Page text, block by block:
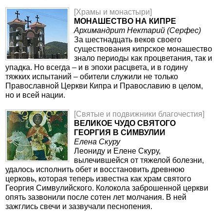
[Храмы и монастыри]
МОНАШЕСТВО НА КИПРЕ
Архимандрит Нектарий (Серфес)
За шестнадцать веков своего
существования кипрское монашество
знало периоды как процветания, так и
упадка. Но всегда – и в эпохи расцвета, и в годину
тяжких испытаний – обители служили не только
Православной Церкви Кипра и Православию в целом,
но и всей нации.
[Святые и подвижники благочестия]
ВЕЛИКОЕ ЧУДО СВЯТОГО
ГЕОРГИЯ В СИМВУЛИИ
Елена Скуру
Леониду и Елене Скуру,
вылечившейся от тяжелой болезни,
удалось исполнить обет и восстановить древнюю
церковь, которая теперь известна как храм святого
Георгия Симвулийского. Колокола заброшенной церкви
опять зазвонили после сотен лет молчания. В ней
зажглись свечи и зазвучали песнопения.